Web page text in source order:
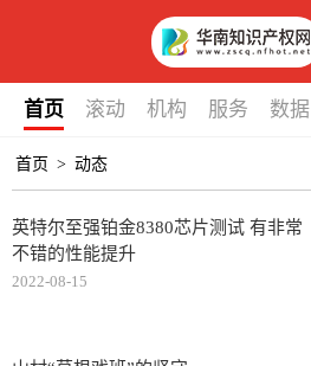
首页 滚动 机构 服务 数据
首页 > 动态
英特尔至强铂金8380芯片测试 有非常
不错的性能提升
2022-08-15